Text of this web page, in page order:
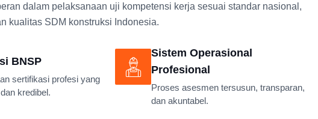
dalam pelaksanaan uji kompetensi kerja sesuai standar nasional,
kualitas SDM konstruksi Indonesia.
BNSP
sertifikasi profesi yang
kredibel.
Sistem Operasional
Profesional
Proses asesmen tersusun, transparan,
dan akuntabel.